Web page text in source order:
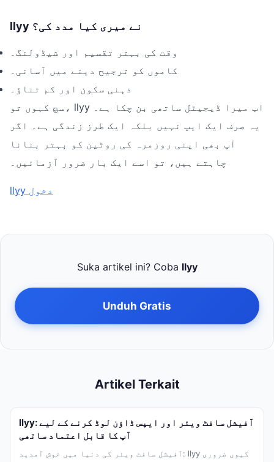
llyy نے میری کیا مدد کی؟
وقت کی بہتر تقسیم اور شیڈولنگ۔
کاموں کو ترجیح دینے میں آسانی۔
ذہنی سکون اور کم تناؤ۔
سچ کہوں تو، llyy اب میرا ڈیجیٹل ساتھی بن چکا ہے۔
یہ صرف ایک ایپ نہیں بلکہ ایک طرز زندگی ہے۔ اگر
آپ بھی اپنی روزمرہ کی روٹین کو بہتر بنانا
چاہتے ہیں، تو اسے ایک بار ضرور آزمائیں۔
llyy دخول
Suka artikel ini? Coba llyy
Unduh Gratis
Artikel Terkait
llyy: آفیشل سافٹ ویئر اور ایپس ڈاؤن لوڈ کرنے کے لیے
آپ کا قابل اعتماد ساتھی
آفیشل سافٹ ویئر کی دنیا میں خوش آمدید: llyy کیوں ضروری